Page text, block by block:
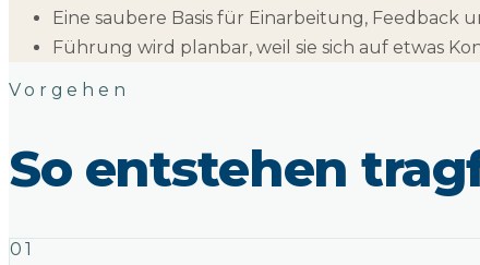
Eine saubere Basis für Einarbeitung, Feedback
Führung wird planbar, weil sie sich auf etwas
Vorgehen
So entstehen
01